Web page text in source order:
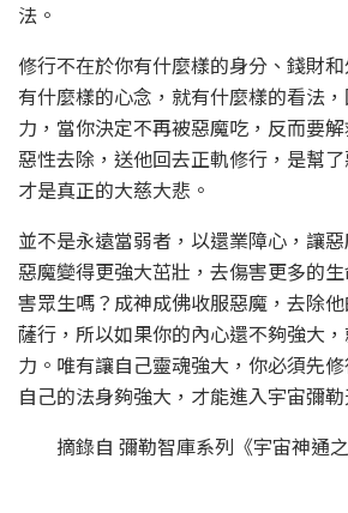
法。
修行不在於你有什麼樣的身分、錢財和
有什麼樣的心念，就有什麼樣的看法
力，當你決定不再被惡魔吃，反而要
惡性去除，送他回去正軌修行，是幫
才是真正的大慈大悲。
並不是永遠當弱者，以還業障心，讓
惡魔變得更強大茁壯，去傷害更多的
害眾生嗎？成神成佛收服惡魔，去除
薩行，所以如果你的內心還不夠強大
力。唯有讓自己靈魂強大，你必須先
自己的法身夠強大，才能進入宇宙彌
摘錄自 彌勒智庫系列《宇宙神通